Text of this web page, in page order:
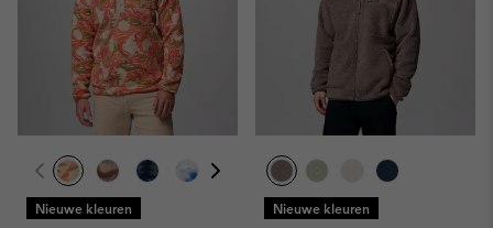
Nieuwe kleuren Nieuwe kleuren